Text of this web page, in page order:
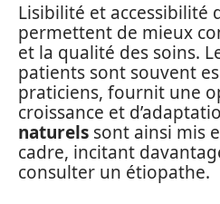
Lisibilité et accessibilité
permettent de mieux
et la qualité des soins.
patients sont souvent
praticiens, fournit une
croissance et
naturels sont ainsi mis
cadre, incitant
consulter un étiopathe.